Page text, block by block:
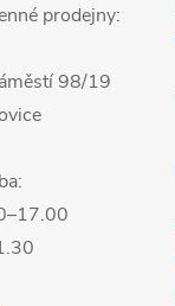
prodejny:
98/19